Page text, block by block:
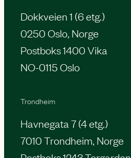
Dokkveien 1 (6 etg.)
0250 Oslo, Norge
Postboks 1400 Vika
NO-0115 Oslo
Trondheim
Havnegata 7 (4 etg.)
7010 Trondheim, Norge